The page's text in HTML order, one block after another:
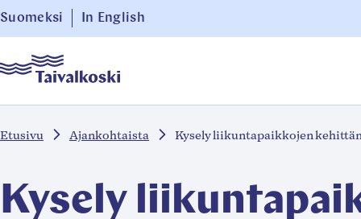
Siirry
sisältöön
Suomeksi In English
Taivalkoski
Etusivu Ajankohtaista Kysely liikuntapaikkojen
Kysely